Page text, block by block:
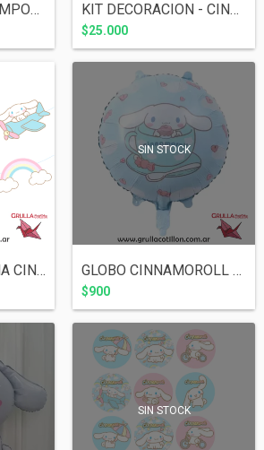
SET 5 GLOBOS POMPOMPURIN KIT DECORACION - CINNAMOROLL (66 artícul...
$25.000
GUIRNALDA FORMA CINNAMOROLL
SIN STOCK
GLOBO CINNAMOROLL 18"
$900
SIN STOCK